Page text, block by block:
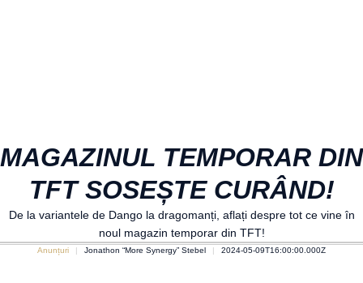
MAGAZINUL TEMPORAR DIN
TFT SOSEȘTE CURÂND!
De la variantele de Dango la dragomanți, aflați despre tot ce vine în
noul magazin temporar din TFT!
Anunțuri Jonathon “More Synergy” Stebel 2024-05-09T16:00:00.000Z